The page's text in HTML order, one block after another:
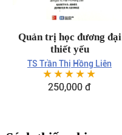
Quản trị học đương đại
thiết yếu
TS Trần Thị Hồng Liên
☆☆☆☆☆
250,000 đ